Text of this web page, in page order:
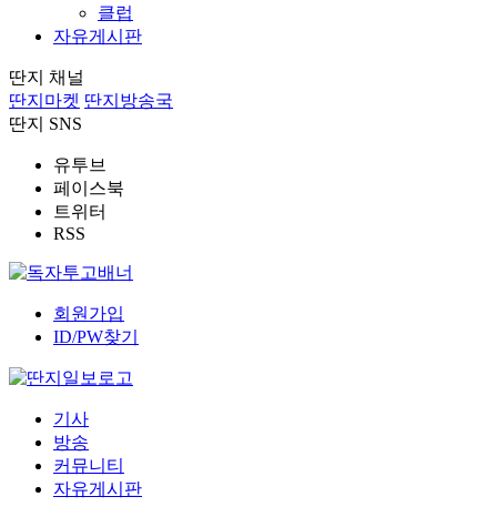
클럽
자유게시판
딴지 채널
딴지마켓 딴지방송국
딴지 SNS
유투브
페이스북
트위터
RSS
회원가입
ID/PW찾기
기사
방송
커뮤니티
자유게시판